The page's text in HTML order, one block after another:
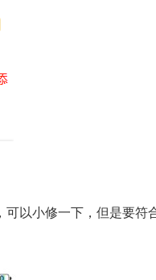
可以小修一下，但是要符